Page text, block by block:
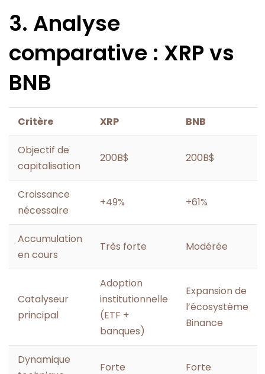
3. Analyse
comparative : XRP vs
BNB
Critère XRP BNB
Objectif de
capitalisation
200B$ 200B$
Croissance
nécessaire
+49% +61%
Accumulation
en cours
Très forte Modérée
Catalyseur
principal
Adoption
institutionnelle
(ETF +
banques)
Expansion de
l’écosystème
Binance
Dynamique
Forte Forte